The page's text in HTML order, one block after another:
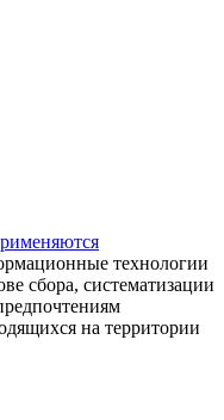
технологии
сбора, систематизации
на территории